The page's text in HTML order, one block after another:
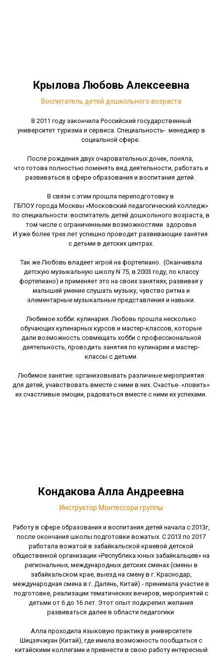
Крылова Любовь Алексеевна
Воспитатель детей дошкольного возраста
В 2011 году закончила Российский государственный
университет туризма и сервиса. Специальность- менеджер в
социальной сфере.
После рождения двух очаровательных дочек, поняла,
что готова полностью поменять вид деятельности, работать и
развиваться в сфере образования и воспитания детей.
В связи с этим прошла переподготовку в
ГБПОУ города Москвы «Московский педагогический колледж»
по специальности: воспитатель детей дошкольного возраста, в
том числе с ограниченными возможностями здоровья
И уже более трех лет успешно проводит развивающие занятия
с детьми в детских центрах.
Так же Любовь владеет игрой на фортепиано. (Оканчивала
детскую музыкальную школу N 75, в 2003 году, по классу
фортепиано) и применяет это на своих занятиях, развивая у
малышей умение слушать музыку, чувство ритма и
элементарные музыкальные представления и навыки.
Любимое хобби: кулинария. Любовь прошла несколько
обучающих кулинарных курсов и мастер-классов, которые
дали возможность совмещать хобби с профессиональной
деятельность, проводить занятия по кулинарии и мастер-
классы с детьми.
Любимое занятие: организовывать различные мероприятия
для детей, учавствовать вместе с ними в них. Счастье- «ловить»
их счастливые эмоции, радоваться вместе с ними их успехами.
Кондакова Алла Андреевна
Инструктор Монтессори группы
Работу в сфере образования и воспитания детей начала с 2013г,
после окончания школы подготовки вожатых. С 2013 по 2017
работала вожатой в забайкальской краевой детской
общественной организации «Республика юных забайкальцев» на
региональных, международных детских сменах (смены в
забайкальском крае, выезд на смену в г. Краснодар,
международная смена в г. Далянь, Китай) - принимала участие в
подготовке, реализации тематических вечеров, мероприятий с
детьми от 6 до 16 лет. Этот опыт подкрепил желания
развиваться далее в области педагогики
Алла проходила языковую практику в университете
Шицзячжуан (Китай), где имела возможность пообщаться с
китайскими коллегами и привнести в свою работу интересный